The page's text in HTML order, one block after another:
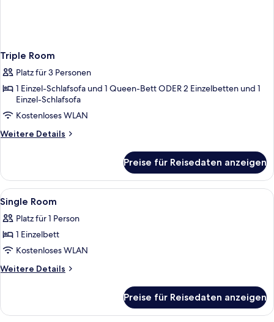
Triple Room
Platz für 3 Personen
1 Einzel-Schlafsofa und 1 Queen-Bett ODER 2 Einzelbetten und 1
Einzel-Schlafsofa
Kostenloses WLAN
Weitere Details
Weitere
Room
Preise für Reisedaten anzeigen
Alle
Fotos
für
Single
Room
anzeigen
Ein weißes Waschbecken mit
1
Single Room
Platz für 1 Person
1 Einzelbett
Kostenloses WLAN
Weitere Details
Weitere
Room
Preise für Reisedaten anzeigen